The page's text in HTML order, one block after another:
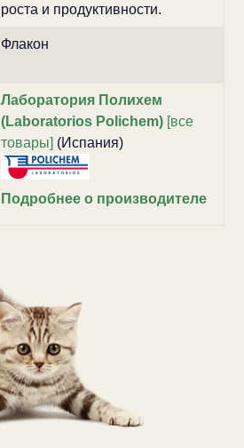
роста и продуктивности.
Флакон
Лаборатория Полихем
(Laboratorios Polichem)[все
товары] (Испания)
Подробнее о производителе